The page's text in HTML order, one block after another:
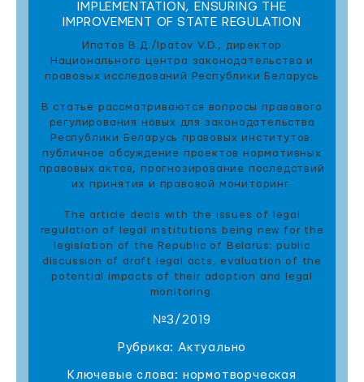
IMPLEMENTATION, ENSURING THE
IMPROVEMENT OF STATE REGULATION
Ипатов В.Д./Ipatov V.D., директор
Национального центра законодательства и
правовых исследований Республики Беларусь
В статье рассматриваются вопросы правового
регулирования новых для законодательства
Республики Беларусь правовых институтов:
публичное обсуждение проектов нормативных
правовых актов, прогнозирование последствий
их принятия и правовой мониторинг.
The article deals with the issues of legal
regulation of legal institutions being new for the
legislation of the Republic of Belarus: public
discussion of draft legal acts, evaluation of the
potential impacts of their adoption and legal
monitoring.
№3/2019
Рубрика: Актуально
Ключевые слова: нормотворческая